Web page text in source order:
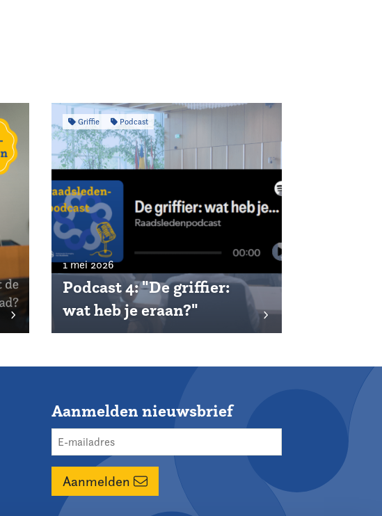
Griffie Podcast
1 mei 2026
Podcast 4: "De griffier:
wat heb je eraan?"
Aanmelden nieuwsbrief
Aanmelden